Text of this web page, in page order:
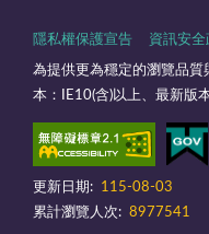
隱私權保護宣告 資訊安
為提供更為穩定的瀏覽品
本：IE10(含)以上、最新版
更新日期:
115-08-03
累計瀏覽人次: 8977541